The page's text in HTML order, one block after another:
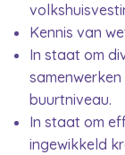
Kennis van
In staat om
buurtniveau.
In staat om
ingewikkeld